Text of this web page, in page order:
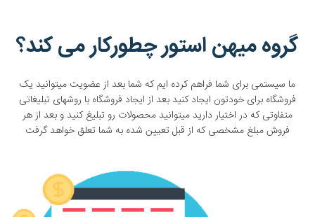
گروه میهن استور چطورکار می کند؟
ما سیستمی برای شما فراهم کرده ایم که شما بعد از عضویت میتوانید یک
فروشگاه برای خودتون ایجاد کنید بعد از ایجاد فروشگاه با روشهای تبلیغاتی
متفاوتی که در اختیار دارید میتوانید محصولات رو تبلیغ کنید و بعد از هر
فروش مبلغ مشخصی که از قبل تعیین شده به شما تعلق خواهد گرفت